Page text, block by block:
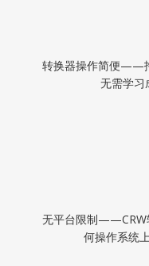
转换器操作简便——拖
无需学习
无平台限制——CRW
何操作系统